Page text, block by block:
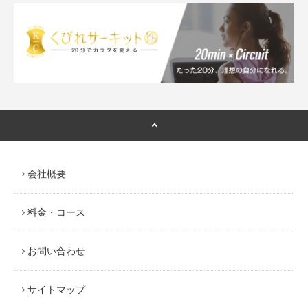
会社概要
料金・コース
お問い合わせ
サイトマップ